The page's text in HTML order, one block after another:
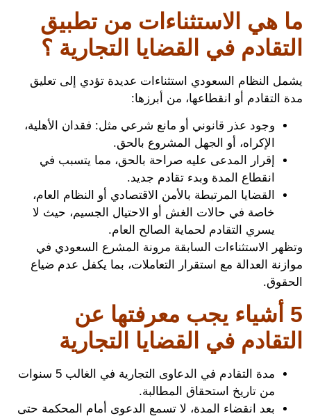
هي الاستثناءات من تطبيق
في القضايا التجارية ؟
النظام السعودي استثناءات عديدة تؤدي إلى تعليق
التقادم أو انقطاعها، من أبرزها:
وجود عذر قانوني أو مانع شرعي مثل: فقدان الأهلية،
الإكراه، أو الجهل المشروع بالحق.
إقرار المدعى عليه صراحة بالحق، مما يتسبب في
انقطاع المدة وبدء تقادم جديد.
القضايا المرتبطة بالأمن الاقتصادي أو النظام العام،
خاصة في حالات الغش أو الاحتيال الجسيم، حيث لا
يسري التقادم لحماية الصالح العام.
الاستثناءات السابقة مرونة المشرع السعودي في
العدالة مع استقرار التعاملات، بما يكفل عدم ضياع
أشياء يجب معرفتها عن
في القضايا التجارية
مدة التقادم في الدعاوى التجارية في الغالب 5 سنوات
من تاريخ استحقاق المطالبة.
بعد انقضاء المدة، لا تسمع الدعوى أمام المحكمة حتى